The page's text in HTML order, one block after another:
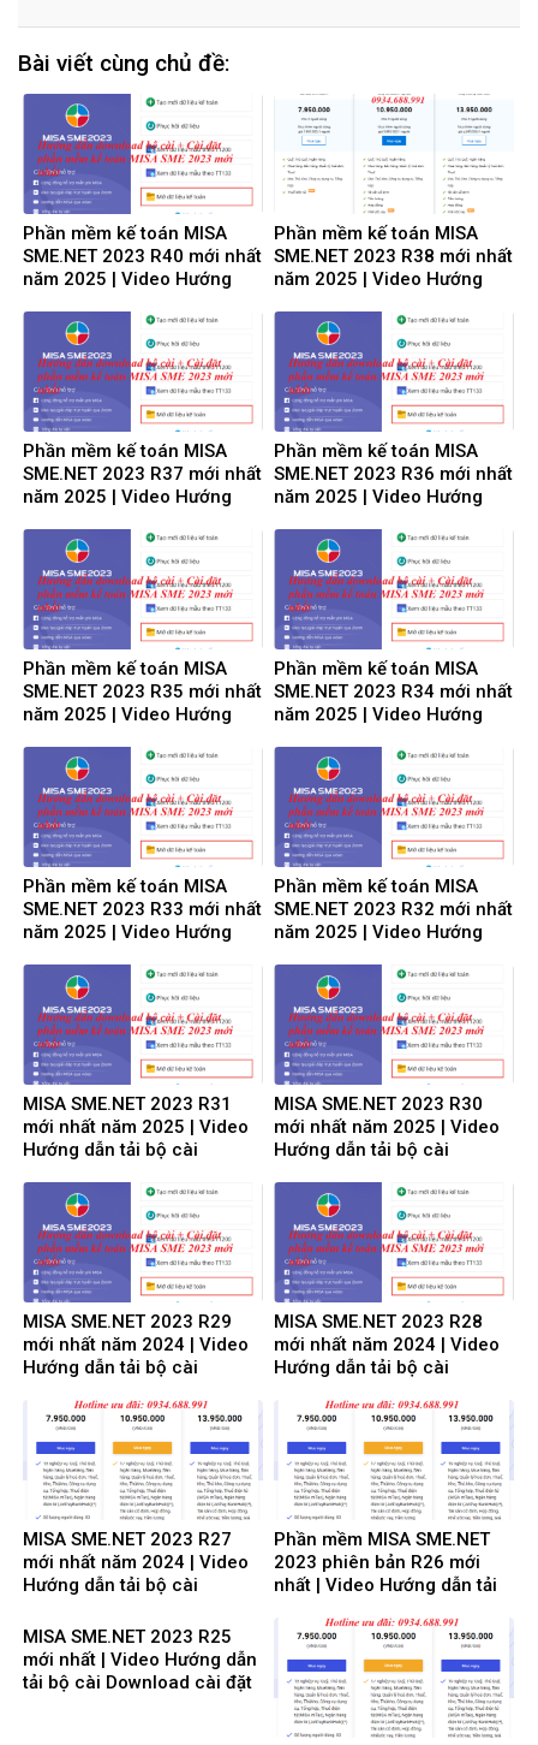
Bài viết cùng chủ đề:
Phần mềm kế toán MISA
SME.NET 2023 R40 mới nhất
năm 2025 | Video Hướng
Phần mềm kế toán MISA
SME.NET 2023 R38 mới nhất
năm 2025 | Video Hướng
Phần mềm kế toán MISA
SME.NET 2023 R37 mới nhất
năm 2025 | Video Hướng
Phần mềm kế toán MISA
SME.NET 2023 R36 mới nhất
năm 2025 | Video Hướng
Phần mềm kế toán MISA
SME.NET 2023 R35 mới nhất
năm 2025 | Video Hướng
Phần mềm kế toán MISA
SME.NET 2023 R34 mới nhất
năm 2025 | Video Hướng
Phần mềm kế toán MISA
SME.NET 2023 R33 mới nhất
năm 2025 | Video Hướng
Phần mềm kế toán MISA
SME.NET 2023 R32 mới nhất
năm 2025 | Video Hướng
MISA SME.NET 2023 R31
mới nhất năm 2025 | Video
Hướng dẫn tải bộ cài
MISA SME.NET 2023 R30
mới nhất năm 2025 | Video
Hướng dẫn tải bộ cài
MISA SME.NET 2023 R29
mới nhất năm 2024 | Video
Hướng dẫn tải bộ cài
MISA SME.NET 2023 R28
mới nhất năm 2024 | Video
Hướng dẫn tải bộ cài
MISA SME.NET 2023 R27
mới nhất năm 2024 | Video
Hướng dẫn tải bộ cài
Phần mềm MISA SME.NET
2023 phiên bản R26 mới
nhất | Video Hướng dẫn tải
MISA SME.NET 2023 R25
mới nhất | Video Hướng dẫn
tải bộ cài Download cài đặt